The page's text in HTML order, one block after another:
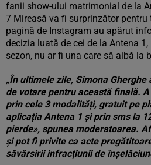
fanii show-ului matrimonial de la
7 Mireasă va fi surprinzător pentru
pagină de Instagram au apărut
decizia luată de cei de la Antena
sezon, nu ar fi una care să aibă la
„În ultimele zile, Simona
de votare pentru această finală.
prin cele 3 modalități, gratuit pe
aplicația Antena 1 și prin sms la
pierde», spunea moderatoarea.
și pot fi privite ca acte
săvârsirii infracțiunii de